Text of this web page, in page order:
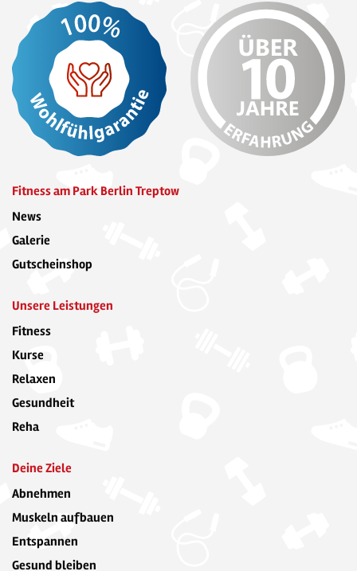
Fitness am Park Berlin Treptow
News
Galerie
Gutscheinshop
Unsere Leistungen
Fitness
Kurse
Relaxen
Gesundheit
Reha
Deine Ziele
Abnehmen
Muskeln aufbauen
Entspannen
Gesund bleiben